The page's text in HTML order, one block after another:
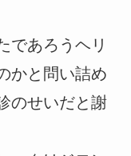
であろうヘリ
かと問い詰め
のせいだと謝